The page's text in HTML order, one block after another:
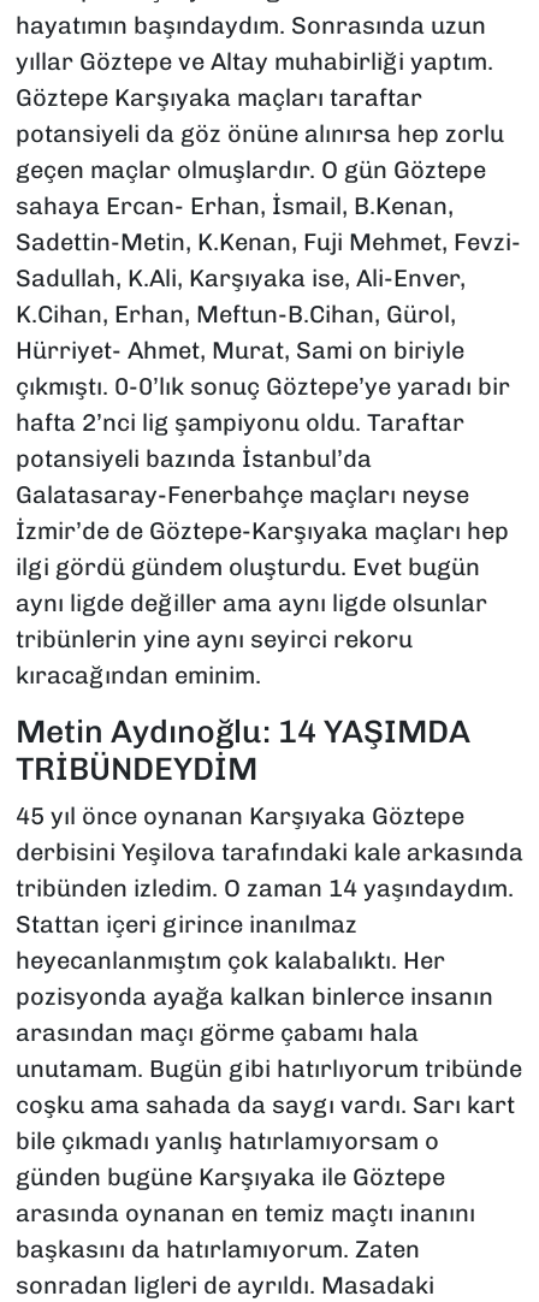
hayatımın başındaydım. Sonrasında uzun
yıllar Göztepe ve Altay muhabirliği yaptım.
Göztepe Karşıyaka maçları taraftar
potansiyeli da göz önüne alınırsa hep zorlu
geçen maçlar olmuşlardır. O gün Göztepe
sahaya Ercan- Erhan, İsmail, B.Kenan,
Sadettin-Metin, K.Kenan, Fuji Mehmet, Fevzi-
Sadullah, K.Ali, Karşıyaka ise, Ali-Enver,
K.Cihan, Erhan, Meftun-B.Cihan, Gürol,
Hürriyet- Ahmet, Murat, Sami on biriyle
çıkmıştı. 0-0’lık sonuç Göztepe’ye yaradı bir
hafta 2’nci lig şampiyonu oldu. Taraftar
potansiyeli bazında İstanbul’da
Galatasaray-Fenerbahçe maçları neyse
İzmir’de de Göztepe-Karşıyaka maçları hep
ilgi gördü gündem oluşturdu. Evet bugün
aynı ligde değiller ama aynı ligde olsunlar
tribünlerin yine aynı seyirci rekoru
kıracağından eminim.
Metin Aydınoğlu: 14 YAŞIMDA
TRİBÜNDEYDİM
45 yıl önce oynanan Karşıyaka Göztepe
derbisini Yeşilova tarafındaki kale arkasında
tribünden izledim. O zaman 14 yaşındaydım.
Stattan içeri girince inanılmaz
heyecanlanmıştım çok kalabalıktı. Her
pozisyonda ayağa kalkan binlerce insanın
arasından maçı görme çabamı hala
unutamam. Bugün gibi hatırlıyorum tribünde
coşku ama sahada da saygı vardı. Sarı kart
bile çıkmadı yanlış hatırlamıyorsam o
günden bugüne Karşıyaka ile Göztepe
arasında oynanan en temiz maçtı inanını
başkasını da hatırlamıyorum. Zaten
sonradan ligleri de ayrıldı. Masadaki